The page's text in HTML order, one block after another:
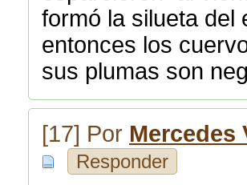
formó la silueta del
entonces los
sus plumas son
[17] Por Mercedes
Responder